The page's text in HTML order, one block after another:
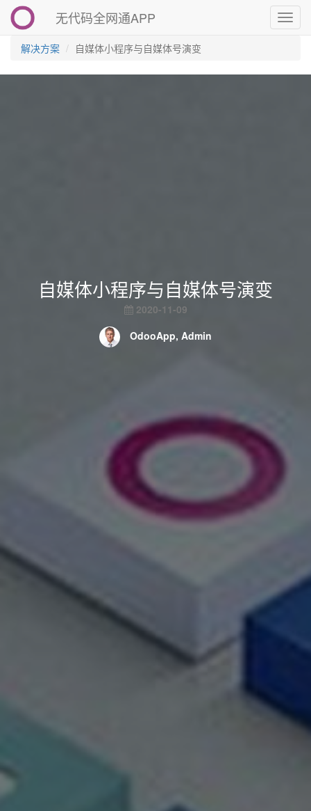
切
换
无代码全网通APP
解决方案 自媒体小程序与自媒体号演变
自媒体小程序与自媒体号演变
2020-11-09
OdooApp, Admin